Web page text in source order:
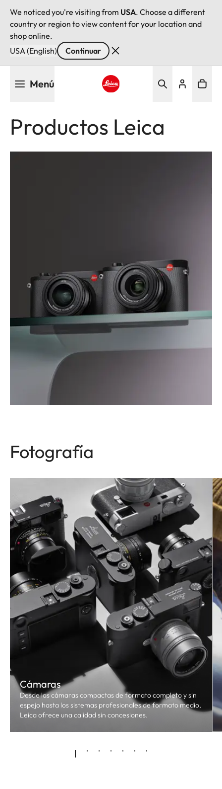
We noticed you're visiting from USA. Choose a different
country or region to view content for your location and
shop online.
USA (English)
Continuar
Menú
Productos Leica
Fotografía
Cámaras
Desde las cámaras compactas de formato completo y sin
espejo hasta los sistemas profesionales de formato medio,
Leica ofrece una calidad sin concesiones.